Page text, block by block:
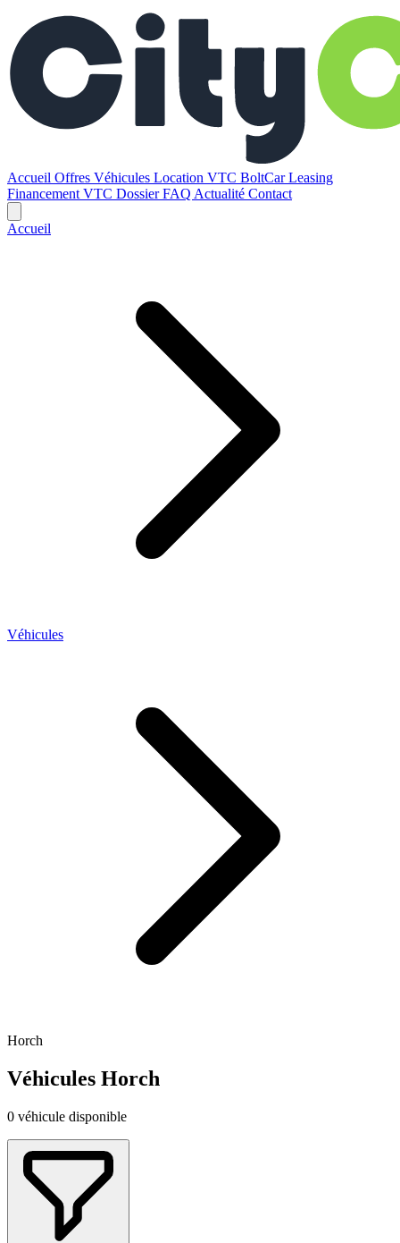
Accueil Offres Véhicules Location VTC BoltCarLeasing
Financement VTC DossierFAQ Actualité Contact
Accueil
Véhicules
Horch
Véhicules Horch
0 véhicule disponible